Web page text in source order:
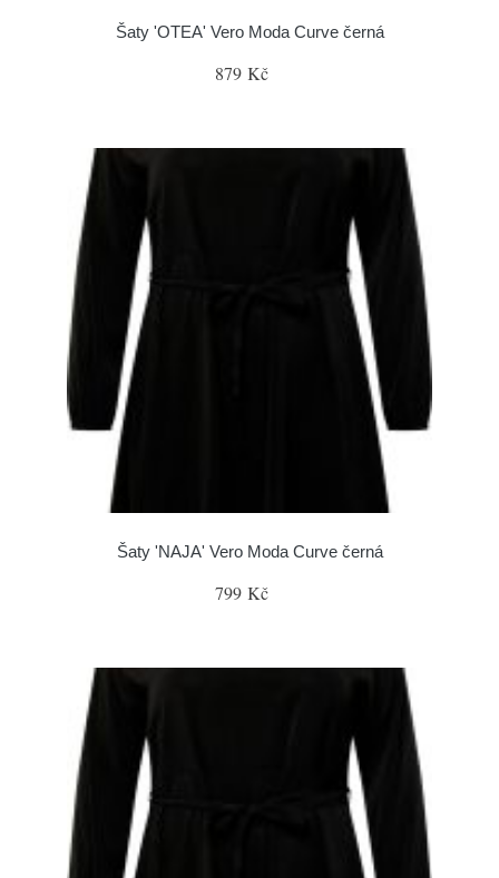
Šaty 'OTEA' Vero Moda Curve černá
879 Kč
Šaty 'NAJA' Vero Moda Curve černá
799 Kč